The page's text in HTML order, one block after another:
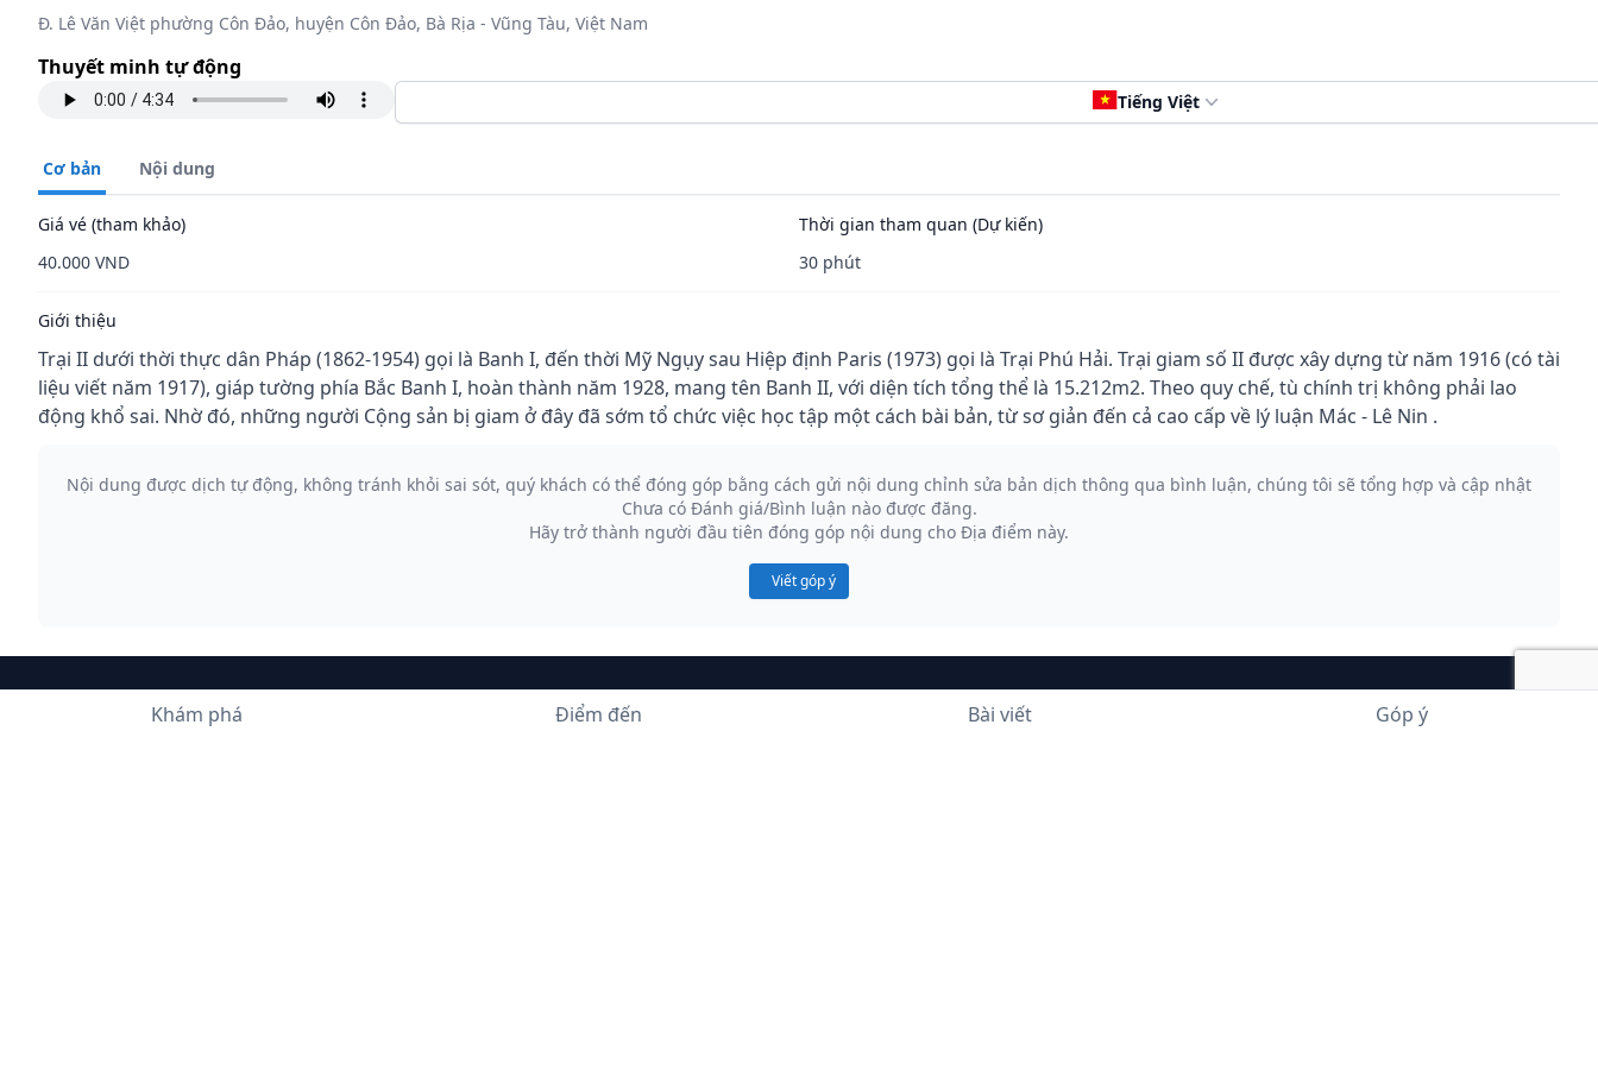
Đ. Lê Văn Việt phường Côn Đảo, huyện Côn Đảo, Bà Rịa - Vũng Tàu, Việt Nam
Thuyết minh tự động
Tiếng Việt
Cơ bản Nội dung
Giá vé (tham khảo)
40.000 VND
Thời gian tham quan (Dự kiến)
30 phút
Giới thiệu
Trại II dưới thời thực dân Pháp (1862-1954) gọi là Banh I, đến thời Mỹ Ngụy sau Hiệp định Paris (1973) gọi là Trại Phú Hải. Trại giam số II được xây dựng từ năm 1916 (có tài
liệu viết năm 1917), giáp tường phía Bắc Banh I, hoàn thành năm 1928, mang tên Banh II, với diện tích tổng thể là 15.212m2. Theo quy chế, tù chính trị không phải lao
động khổ sai. Nhờ đó, những người Cộng sản bị giam ở đây đã sớm tổ chức việc học tập một cách bài bản, từ sơ giản đến cả cao cấp về lý luận Mác - Lê Nin .
Nội dung được dịch tự động, không tránh khỏi sai sót, quý khách có thể đóng góp bằng cách gửi nội dung chỉnh sửa bản dịch thông qua bình luận, chúng tôi sẽ tổng hợp và cập nhật
Chưa có Đánh giá/Bình luận nào được đăng.
Hãy trở thành người đầu tiên đóng góp nội dung cho Địa điểm này.
Viết góp ý
Khám phá Điểm đến Bài viết Góp ý